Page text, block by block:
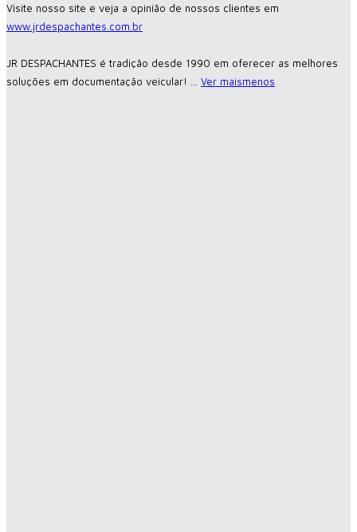
Visite nosso site e veja a opinião de nossos clientes em
www.jrdespachantes.com.br
JR DESPACHANTES é tradição desde 1990 em oferecer as melhores
soluções em documentação veicular!
Ver maismenos